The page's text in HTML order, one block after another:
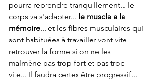
pourra reprendre tranquillement... le
corps va s'adapter... le muscle a la
mémoire... et les fibres musculaires qui
sont habituées à travailler vont vite
retrouver la forme si on ne les
malmène pas trop fort et pas trop
vite... Il faudra certes être progressif...